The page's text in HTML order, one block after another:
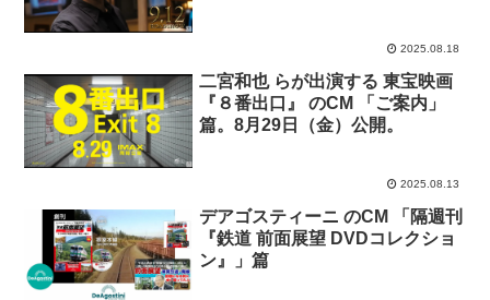
2025.08.18
二宮和也 らが出演する 東宝映画
『８番出口』 のCM 「ご案内」
篇。8月29日（金）公開。
2025.08.13
デアゴスティーニ のCM 「隔週刊
『鉄道 前面展望 DVDコレクショ
ン』」篇